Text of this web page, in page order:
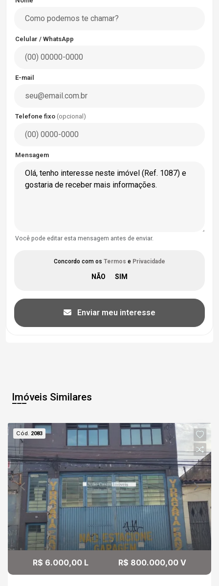
Celular / WhatsApp
E-mail
Telefone fixo (opcional)
Mensagem
Você pode editar esta mensagem antes de enviar.
Concordo com os Termos e Privacidade
Enviar meu interesse
Imóveis Similares
Cód. 2083
R$ 6.000,00 L R$ 800.000,00 V